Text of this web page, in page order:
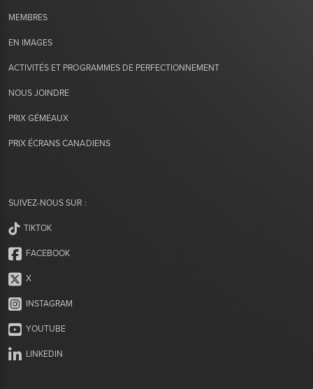
MEMBRES
EN IMAGES
ACTIVITÉS ET PROGRAMMES DE PERFECTIONNEMENT
NOUS JOINDRE
PRIX GÉMEAUX
PRIX ÉCRANS CANADIENS
SUIVEZ-NOUS SUR :
TIKTOK
FACEBOOK
X
INSTAGRAM
YOUTUBE
LINKEDIN